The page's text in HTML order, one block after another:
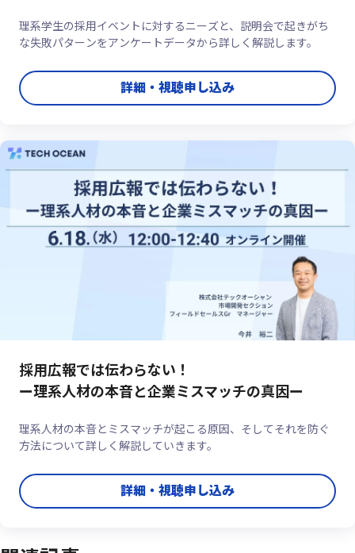
理系学生の採用イベントに対するニーズと、説明会で起きがち
な失敗パターンをアンケートデータから詳しく解説します。
詳細・視聴申し込み
採用広報では伝わらない！
ー理系人材の本音と企業ミスマッチの真因ー
理系人材の本音とミスマッチが起こる原因、そしてそれを防ぐ
方法について詳しく解説していきます。
詳細・視聴申し込み